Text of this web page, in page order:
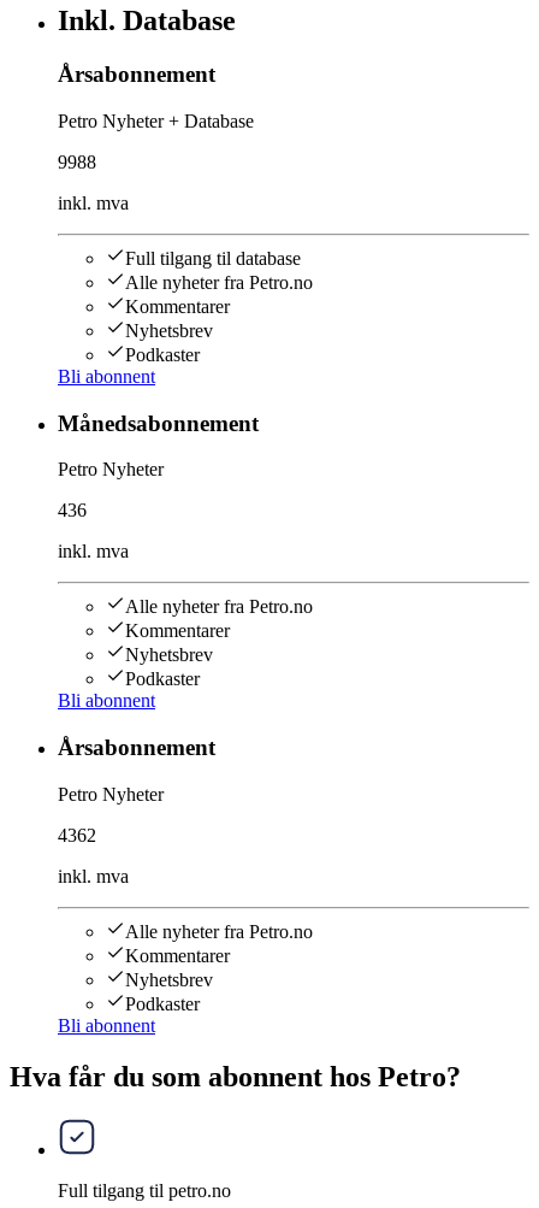
Inkl. Database
Årsabonnement
Petro Nyheter + Database
9988
inkl. mva
Full tilgang til database
Alle nyheter fra Petro.no
Kommentarer
Nyhetsbrev
Podkaster
Bli abonnent
Månedsabonnement
Petro Nyheter
436
inkl. mva
Alle nyheter fra Petro.no
Kommentarer
Nyhetsbrev
Podkaster
Bli abonnent
Årsabonnement
Petro Nyheter
4362
inkl. mva
Alle nyheter fra Petro.no
Kommentarer
Nyhetsbrev
Podkaster
Bli abonnent
Hva får du som abonnent hos Petro?
Full tilgang til petro.no